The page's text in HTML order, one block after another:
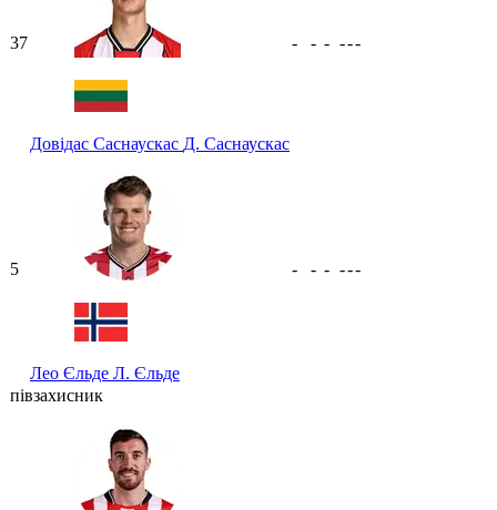
37
Довідас Саснаускас Д. Саснаускас
- - - ---
5
Лео Єльде Л. Єльде
- - - ---
півзахисник